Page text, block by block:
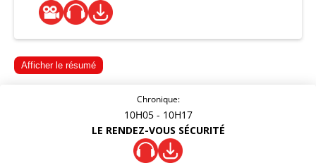
Afficher le résumé
Chronique:
10H05 - 10H17
LE RENDEZ-VOUS SÉCURITÉ